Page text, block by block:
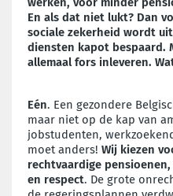
En als dat niet lukt? Dan
sociale zekerheid wordt
diensten kapot bespaard.
allemaal fors inleveren.
Eén. Een gezondere
maar niet op de kap van
jobstudenten,
moet anders! Wij kiezen
rechtvaardige
en respect. De grote